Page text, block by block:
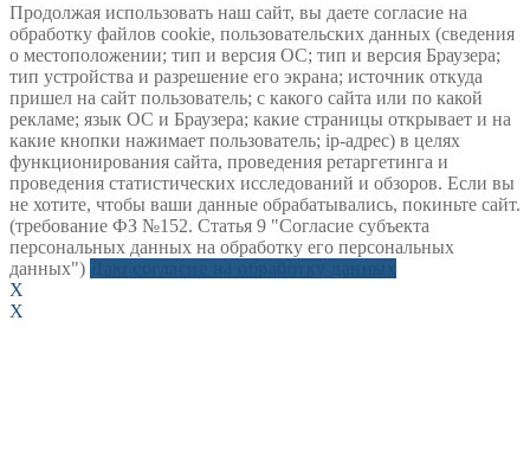
Продолжая использовать наш сайт, вы даете согласие на
обработку файлов cookie, пользовательских данных (сведения
о местоположении; тип и версия ОС; тип и версия Браузера;
тип устройства и разрешение его экрана; источник откуда
пришел на сайт пользователь; с какого сайта или по какой
рекламе; язык ОС и Браузера; какие страницы открывает и на
какие кнопки нажимает пользователь; ip-адрес) в целях
функционирования сайта, проведения ретаргетинга и
проведения статистических исследований и обзоров. Если вы
не хотите, чтобы ваши данные обрабатывались, покиньте сайт.
(требование ФЗ №152. Статья 9 "Согласие субъекта
персональных данных на обработку его персональных
данных")
X
X